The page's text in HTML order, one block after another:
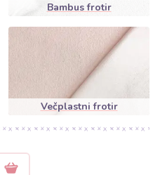
Posebna kategorija z
ali voziček pred
na dotik.
Bubufabrics?
strukturi, ki mu daje
različice, temveč tudi
motivi), ki bo popestril vsak
Bambus frotir
Večplastni frotir